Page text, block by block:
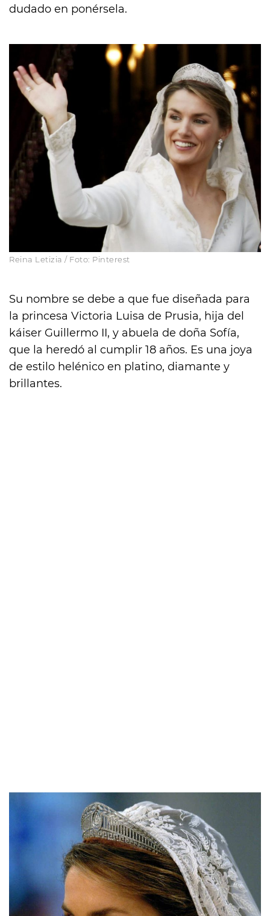
dudado en ponérsela.
Reina Letizia / Foto: Pinterest
Su nombre se debe a que fue diseñada para
la princesa Victoria Luisa de Prusia, hija del
káiser Guillermo II, y abuela de doña Sofía,
que la heredó al cumplir 18 años. Es una joya
de estilo helénico en platino, diamante y
brillantes.